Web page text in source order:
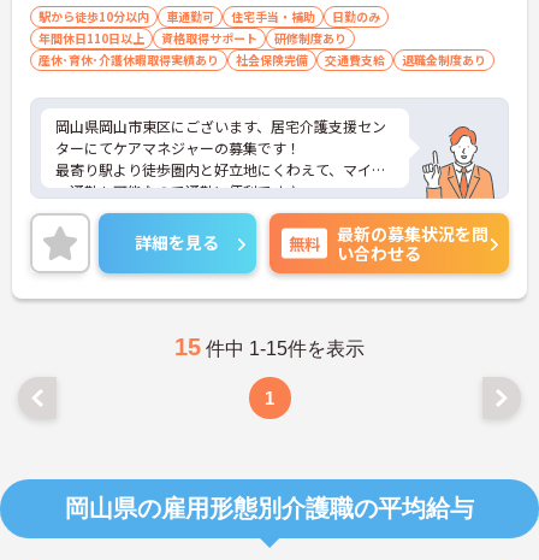
駅から徒歩10分以内 車通勤可 住宅手当・補助
日勤のみ
年間休日110日以上
資格取得サポート
研修制度あり
産休･育休･介護休暇取得実績あり
社会保険完備 交通費支給 退職金制度あり
岡山県岡山市東区にございます、居宅介護支援セン
ターにてケアマネジャーの募集です！
最寄り駅より徒歩圏内と好立地にくわえて、マイカ
ー通勤も可能なので通勤に便利です♪
また、住宅手当の支給や、育児休暇制度など、ライ
フステージが変わっても長く働くことが出来る環境
が整っています★
ご興味のある方は、マイナビ介護職までお問い合わ
せください。
詳細を見る 無料
最新の募集状況を問
い合わせる
15 件中 1-15件を表示
1
岡山県の雇用形態別介護職の平均給与